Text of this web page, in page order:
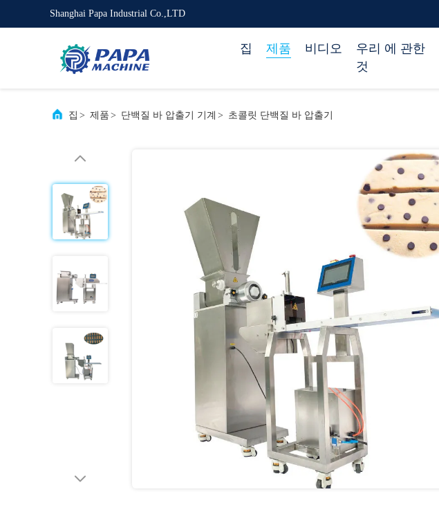
Shanghai Papa Industrial Co.,LTD
집 제품 비디오
우리 에 관한
것
집 > 제품 > 단백질 바 압출기 기계 > 초콜릿 단백질 바 압출기